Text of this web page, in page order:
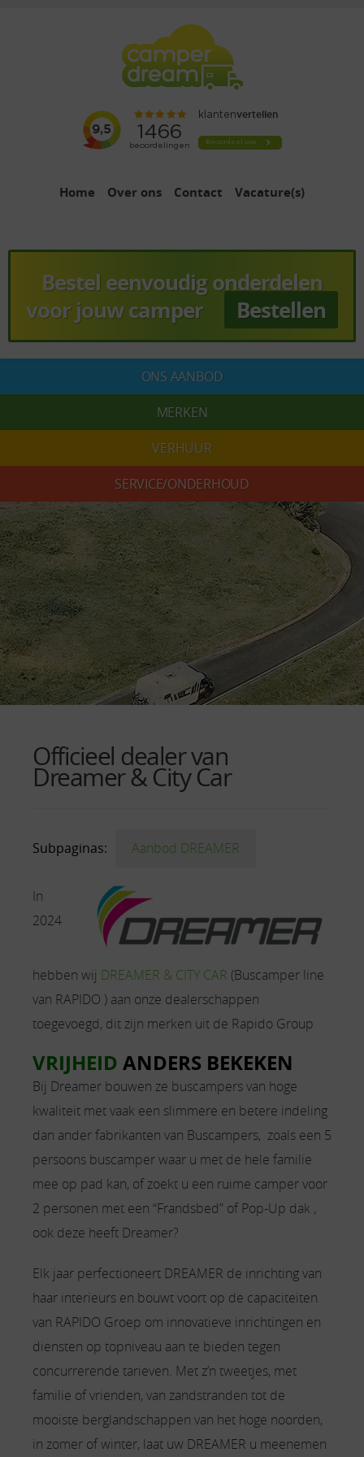
Home Over ons Contact Vacature(s)
Bestel eenvoudig onderdelen
voor jouw camper
Bestellen
ONS AANBOD
MERKEN
VERHUUR
SERVICE/ONDERHOUD
Officieel dealer van
Dreamer & City Car
Subpaginas: Aanbod DREAMER
In
2024
hebben wij DREAMER & CITY CAR (Buscamper line
van RAPIDO ) aan onze dealerschappen
toegevoegd, dit zijn merken uit de Rapido Group
VRIJHEID ANDERS BEKEKEN
Bij Dreamer bouwen ze buscampers van hoge
kwaliteit met vaak een slimmere en betere indeling
dan ander fabrikanten van Buscampers, zoals een 5
persoons buscamper waar u met de hele familie
mee op pad kan, of zoekt u een ruime camper voor
2 personen met een “Frandsbed” of Pop-Up dak ,
ook deze heeft Dreamer?
Elk jaar perfectioneert DREAMER de inrichting van
haar interieurs en bouwt voort op de capaciteiten
van RAPIDO Groep om innovatieve inrichtingen en
diensten op topniveau aan te bieden tegen
concurrerende tarieven. Met z’n tweetjes, met
familie of vrienden, van zandstranden tot de
mooiste berglandschappen van het hoge noorden,
in zomer of winter, laat uw DREAMER u meenemen